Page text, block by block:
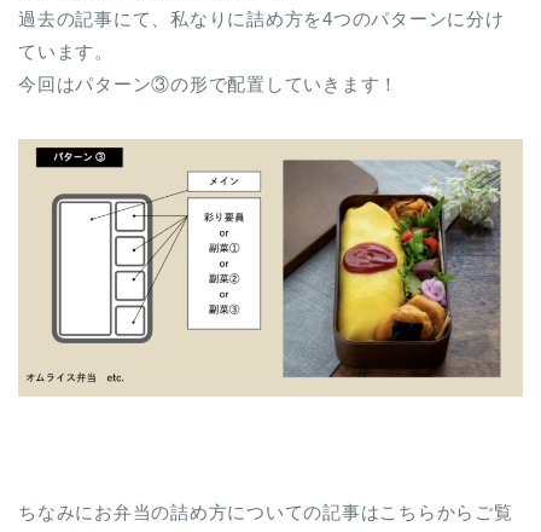
過去の記事にて、私なりに詰め方を4つのパターンに分け
ています。
今回はパターン③の形で配置していきます！
ちなみにお弁当の詰め方についての記事はこちらからご覧